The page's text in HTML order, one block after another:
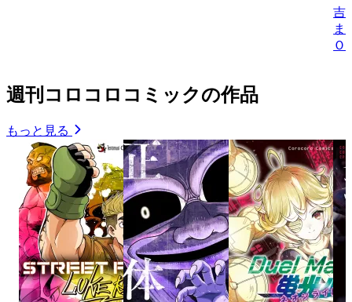
吉
ま
Ｏ
週刊コロコロコミックの作品
もっと見る